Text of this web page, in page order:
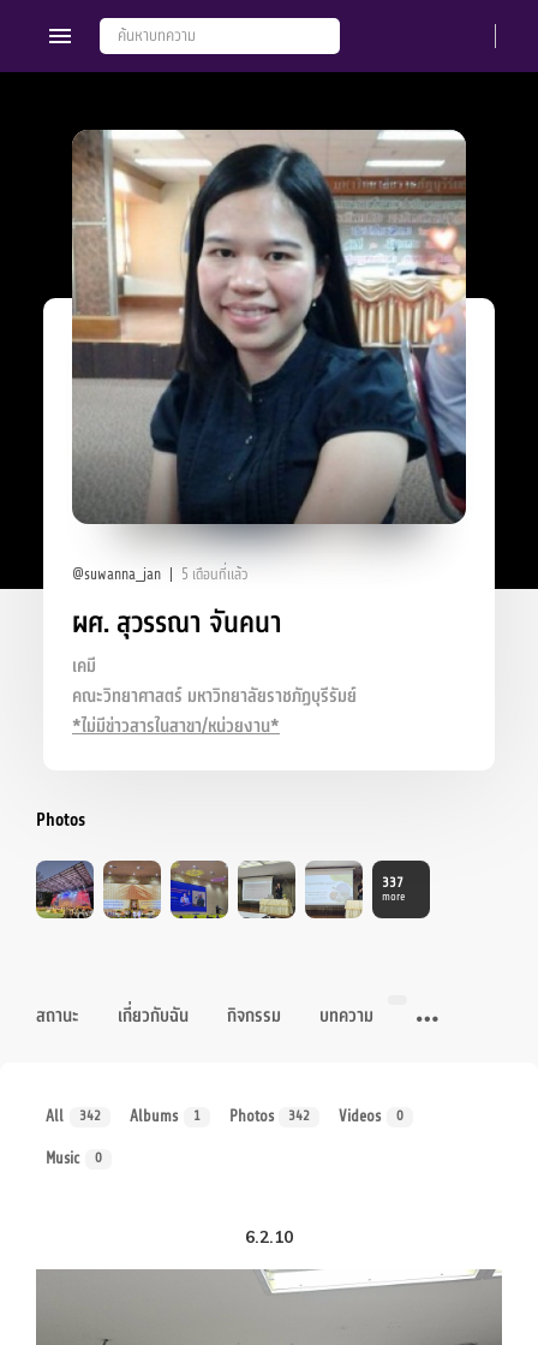
@suwanna_jan 5 เดือนที่แล้ว
ผศ. สุวรรณา จันคนา
เคมี
คณะวิทยาศาสตร์ มหาวิทยาลัยราชภัฏบุรีรัมย์
*ไม่มีข่าวสารในสาขา/หน่วยงาน*
Photos
337
more
สถานะ เกี่ยวกับฉัน กิจกรรม บทความ
All 342 Albums 1 Photos 342 Videos 0
Music 0
6.2.10
Members Groups